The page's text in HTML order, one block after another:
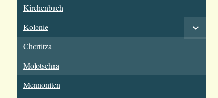
Kirchenbuch
Kolonie
Chortitza
Molotschna
Mennoniten